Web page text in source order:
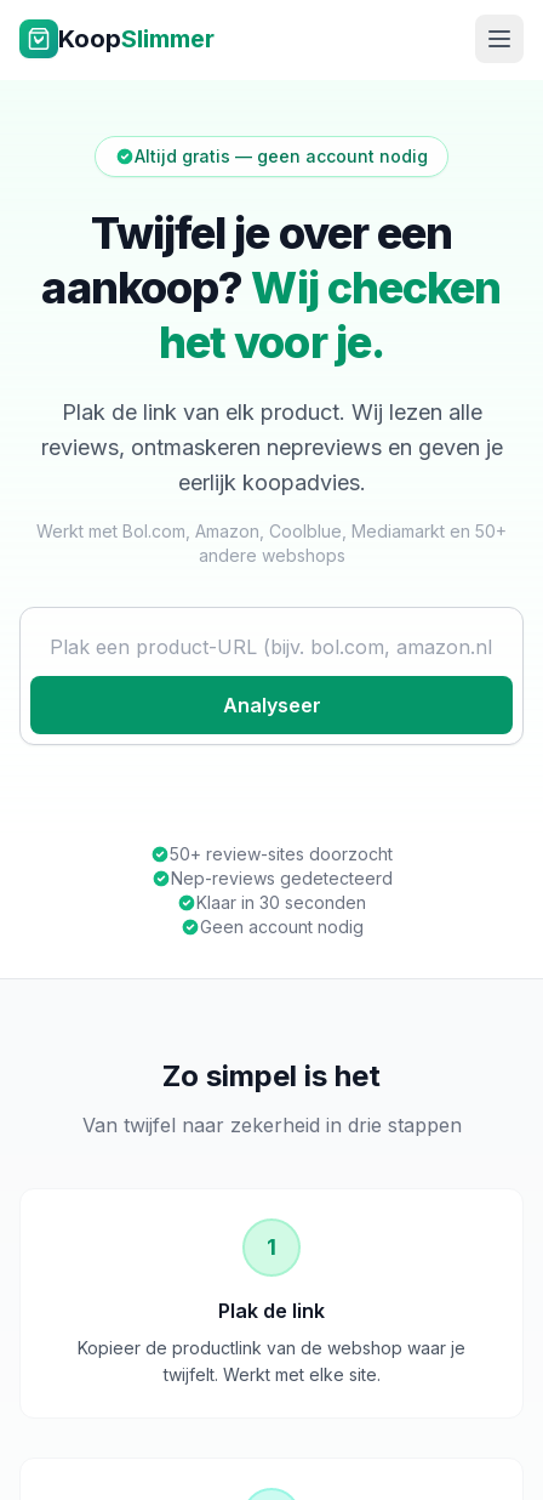
Ga naar inhoud
KoopSlimmer
NL|EN
Altijd gratis — geen account nodig
Twijfel je over een
aankoop? Wij checken
het voor je.
Plak de link van elk product. Wij lezen alle
reviews, ontmaskeren nepreviews en geven je
eerlijk koopadvies.
Werkt met Bol.com, Amazon, Coolblue, Mediamarkt en 50+
andere webshops
Analyseer
50+ review-sites doorzocht
Nep-reviews gedetecteerd
Klaar in 30 seconden
Geen account nodig
Zo simpel is het
Van twijfel naar zekerheid in drie stappen
1
Plak de link
Kopieer de productlink van de webshop waar je
twijfelt. Werkt met elke site.